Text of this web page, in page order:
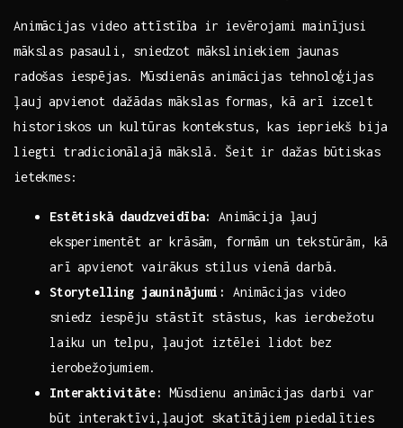
Animācijas video ‍attīstība ir⁢ ievērojami mainījusi⁢
mākslas pasauli, sniedzot māksliniekiem jaunas
radošas iespējas. ⁤Mūsdienās animācijas tehnoloģijas
ļauj apvienot dažādas‍ mākslas formas, kā arī‌ izcelt⁤
historiskos un‌ kultūras kontekstus, kas iepriekš bija
liegti tradicionālajā mākslā. Šeit ‌ir⁤ dažas ⁤būtiskas
ietekmes:
Estētiskā daudzveidība:
Animācija ļauj
eksperimentēt ar krāsām, formām un tekstūrām, kā
arī apvienot vairākus⁤ stilus vienā darbā.
Storytelling ⁤jauninājumi:
Animācijas video
sniedz⁢ iespēju stāstīt stāstus, kas ierobežotu
laiku un telpu,⁣ ļaujot ‌iztēlei lidot bez
⁢ierobežojumiem.
Interaktivitāte: Mūsdienu animācijas⁣ darbi var
būt ⁣interaktīvi,ļaujot‍ skatītājiem piedalīties